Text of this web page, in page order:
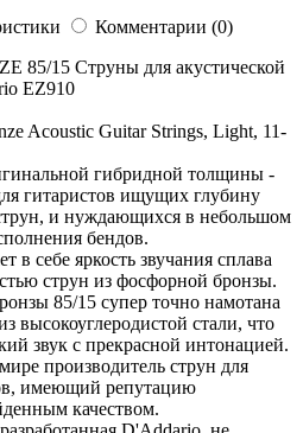
Комментарии (0)
85/15 Струны для акустической
EZ910
Acoustic Guitar Strings, Light, 11-
гибридной толщины -
гитаристов ищущих глубину
и нуждающихся в небольшом
бендов.
в себе яркость звучания сплава
струн из фосфорной бронзы.
85/15 супер точно намотана
высокоуглеродистой стали, что
звук с прекрасной интонацией.
производитель струн для
имеющий репутацию
качеством.